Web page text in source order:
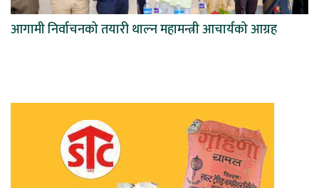
आगामी निर्वाचनको तयारी थाल्न महामन्त्री आचार्यको आग्रह